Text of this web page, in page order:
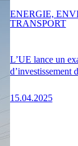
L’UE lance un
d’investissement
15.04.2025
ENERGIE,
TRANSPORT